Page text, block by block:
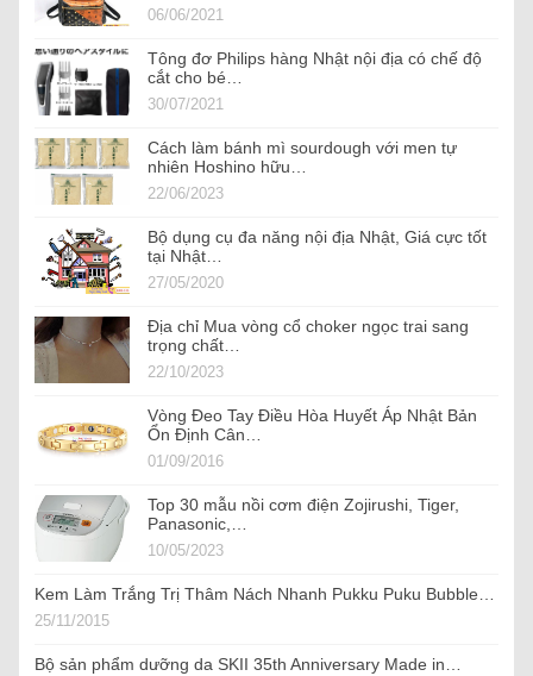
06/06/2021
Tông đơ Philips hàng Nhật nội địa có chế độ
cắt cho bé…
30/07/2021
Cách làm bánh mì sourdough với men tự
nhiên Hoshino hữu…
22/06/2023
Bộ dụng cụ đa năng nội địa Nhật, Giá cực tốt
tại Nhật…
27/05/2020
Địa chỉ Mua vòng cổ choker ngọc trai sang
trọng chất…
22/10/2023
Vòng Đeo Tay Điều Hòa Huyết Áp Nhật Bản
Ổn Định Cân…
01/09/2016
Top 30 mẫu nồi cơm điện Zojirushi, Tiger,
Panasonic,…
10/05/2023
Kem Làm Trắng Trị Thâm Nách Nhanh Pukku Puku Bubble…
25/11/2015
Bộ sản phẩm dưỡng da SKII 35th Anniversary Made in…